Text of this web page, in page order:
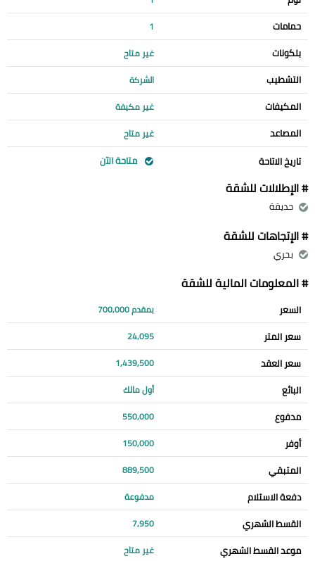
حمامات 1
بلكونات غير متاح
التشطيب الشركة
المكيفات غير مكيفة
المصاعد غير متاح
تاريخ الاتاحة متاحة الآن
# الإطلالات للشقة
حديقة
# الإتجاهات للشقة
بحري
# المعلومات المالية للشقة
السعر بمقدم 700,000
سعر المتر 24,095
سعر العقد 1,439,500
البائع أول مالك
مدفوع 550,000
أوفر 150,000
المتبقي 889,500
دفعة الاستلام مدفوعة
القسط الشهري 7,950
موعد القسط الشهري غير متاح